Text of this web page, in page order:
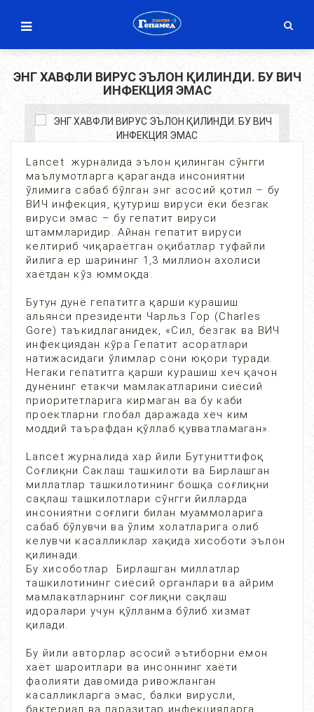
ЭНГ ХАВФЛИ ВИРУС ЭЪЛОН ҚИЛИНДИ. БУ ВИЧ
ИНФЕКЦИЯ ЭМАС
Lancet журналида эълон қилинган сўнгги
маълумотларга қараганда инсониятни
ўлимига сабаб бўлган энг асосий қотил – бу
ВИЧ инфекция, қутуриш вируси ёки безгак
вируси эмас – бу гепатит вируси
штаммларидир. Айнан гепатит вируси
келтириб чиқараётган оқибатлар туфайли
йилига ер шарининг 1,3 миллион ахолиси
хаётдан кўз юммоқда.
Бутун дунё гепатитга қарши курашиш
альянси президенти Чарльз Гор (Charles
Gore) таъкидлаганидек, «Сил, безгак ва ВИЧ
инфекциядан кўра Гепатит асоратлари
натижасидаги ўлимлар сони юқори туради.
Негаки гепатитга қарши курашиш хеч қачон
дунёнинг етакчи мамлакатларини сиёсий
приоритетларига кирмаган ва бу каби
проектларни глобал даражада хеч ким
моддий таърафдан қўллаб қувватламаган».
Lancet журналида хар йили Бутуниттифоқ
Соғлиқни Саклаш ташкилоти ва Бирлашган
миллатлар ташкилотининг бошқа соғлиқни
сақлаш ташкилотлари сўнгги йилларда
инсониятни соғлиги билан муаммоларига
сабаб бўлувчи ва ўлим холатларига олиб
келувчи касалликлар хақида хисоботи эълон
қилинади.
Бу хисоботлар Бирлашган миллатлар
ташкилотининг сиёсий органлари ва айрим
мамлакатларнинг соғлиқни сақлаш
идоралари учун қўлланма бўлиб хизмат
қилади.
Бу йили авторлар асосий эътиборни ёмон
хаёт шароитлари ва инсоннинг хаёти
фаолияти давомида ривожланган
касалликларга эмас, балки вирусли,
бактериал ва паразитар инфекцияларга